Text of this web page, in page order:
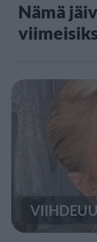
Nämä